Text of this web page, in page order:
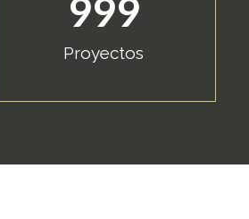
Proyectos
999